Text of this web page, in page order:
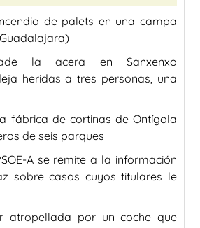
de palets en una campa
la acera en Sanxenxo
heridas a tres personas, una
fábrica de cortinas de Ontígola
de seis parques
A se remite a la información
sobre casos cuyos titulares le
atropellada por un coche que